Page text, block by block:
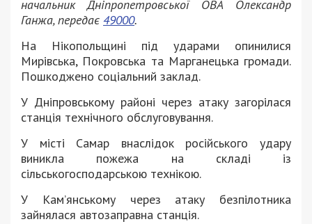
начальник Дніпропетровської ОВА Олександр
Ганжа, передає 49000.
На Нікопольщині під ударами опинилися
Мирівська, Покровська та Марганецька громади.
Пошкоджено соціальний заклад.
У Дніпровському районі через атаку загорілася
станція технічного обслуговування.
У місті Самар внаслідок російського удару
виникла пожежа на складі із
сільськогосподарською технікою.
У Кам’янському через атаку безпілотника
зайнялася автозаправна станція.